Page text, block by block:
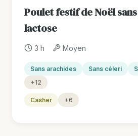
Poulet festif de Noël
lactose
3 h Moyen
Sans arachides Sans céleri
+12
Casher +6